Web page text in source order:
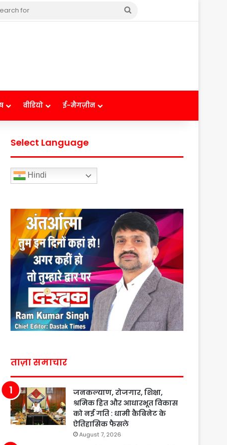
Search
वीडियो ई-मैगज़ीन
Select Language
Hindi
ताज़ा समाचार
जनकल्याण, रोजगार, शिक्षा,
श्रमिक हित और आधारभूत विकास
को नई गति : धामी कैबिनेट के
ऐतिहासिक फैसले
August 7, 2026